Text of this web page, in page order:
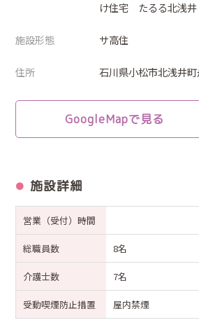
け住宅 たるる北浅井
施設形態 サ高住
住所 石川県小松市北浅井
GoogleMapで見る
施設詳細
営業（受付）時間
総職員数 8名
介護士数 7名
受動喫煙防止措置 屋内禁煙